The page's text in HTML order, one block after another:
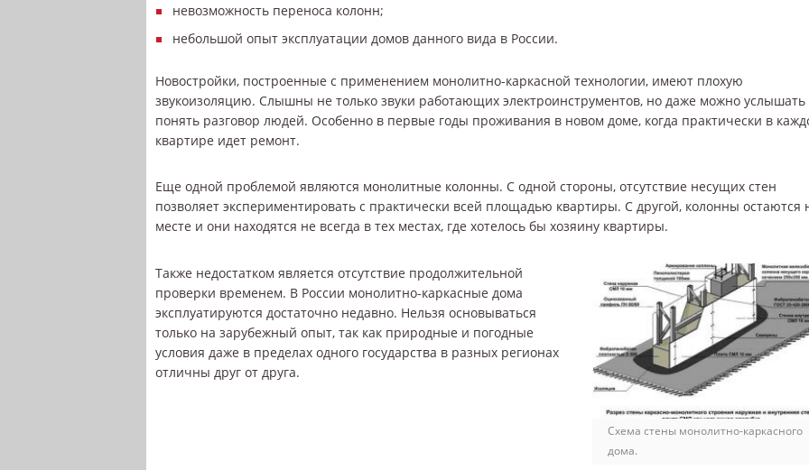
невозможность переноса колонн;
небольшой опыт эксплуатации домов данного вида в России.
Новостройки, построенные с применением монолитно-каркасной технологии, имеют плохую
звукоизоляцию. Слышны не только звуки работающих электроинструментов, но даже можно услышать
понять разговор людей. Особенно в первые годы проживания в новом доме, когда практически в
квартире идет ремонт.
Еще одной проблемой являются монолитные колонны. С одной стороны, отсутствие несущих стен
позволяет экспериментировать с практически всей площадью квартиры. С другой, колонны остаются
месте и они находятся не всегда в тех местах, где хотелось бы хозяину квартиры.
Схема стены монолитно-каркасного
дома.
Также недостатком является отсутствие продолжительной
проверки временем. В России монолитно-каркасные дома
эксплуатируются достаточно недавно. Нельзя основываться
только на зарубежный опыт, так как природные и погодные
условия даже в пределах одного государства в разных регионах
отличны друг от друга.